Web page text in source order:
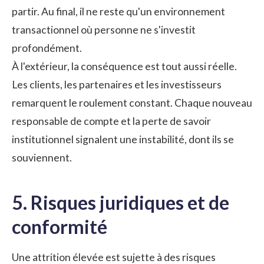
partir. Au final, il ne reste qu'un environnement
transactionnel où personne ne s'investit
profondément.
À l'extérieur, la conséquence est tout aussi réelle.
Les clients, les partenaires et les investisseurs
remarquent le roulement constant. Chaque nouveau
responsable de compte et la perte de savoir
institutionnel signalent une instabilité, dont ils se
souviennent.
5. Risques juridiques et de
conformité
Une attrition élevée est sujette à des risques